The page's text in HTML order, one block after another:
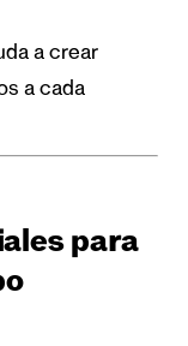
a crear
a cada
para